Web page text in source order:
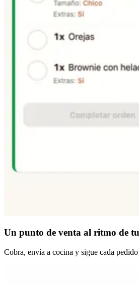
Un punto de venta al ritmo de
Cobra, envía a cocina y sigue cada